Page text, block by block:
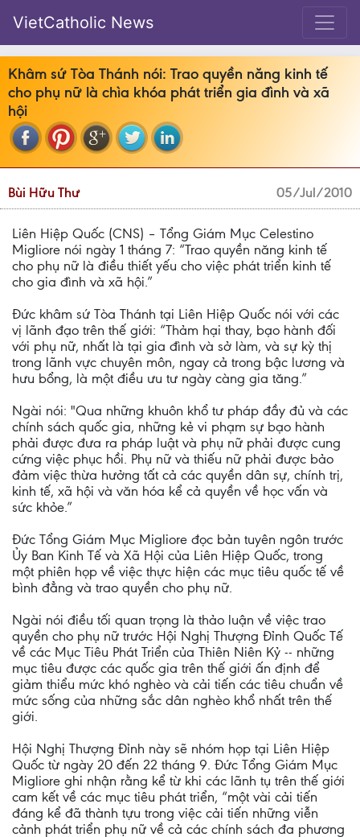
VietCatholic News
Khâm sứ Tòa Thánh nói: Trao quyền năng kinh tế
cho phụ nữ là chìa khóa phát triển gia đình và xã
hội
Bùi Hữu Thư 05/Jul/2010
Liên Hiệp Quốc (CNS) – Tổng Giám Mục Celestino
Migliore nói ngày 1 tháng 7: “Trao quyền năng kinh tế
cho phụ nữ là điều thiết yếu cho việc phát triển kinh tế
cho gia đình và xã hội.”
Đức khâm sứ Tòa Thánh tại Liên Hiệp Quốc nói với các
vị lãnh đạo trên thế giới: “Thảm hại thay, bạo hành đối
với phụ nữ, nhất là tại gia đình và sở làm, và sự kỳ thị
trong lãnh vực chuyên môn, ngay cả trong bậc lương và
hưu bổng, là một điều ưu tư ngày càng gia tăng.”
Ngài nói: "Qua những khuôn khổ tư pháp đầy đủ và các
chính sách quốc gia, những kẻ vi phạm sự bạo hành
phải được đưa ra pháp luật và phụ nữ phải được cung
cứng việc phục hồi. Phụ nữ và thiếu nữ phải được bảo
đảm việc thừa hưởng tất cả các quyền dân sự, chính trị,
kinh tế, xã hội và văn hóa kể cả quyền về học vấn và
sức khỏe.”
Đức Tổng Giám Mục Migliore đọc bản tuyên ngôn trước
Ủy Ban Kinh Tế và Xã Hội của Liên Hiệp Quốc, trong
một phiên họp về việc thực hiện các mục tiêu quốc tế về
bình đẳng và trao quyền cho phụ nữ.
Ngài nói điều tối quan trọng là thảo luận về việc trao
quyền cho phụ nữ trước Hội Nghị Thượng Đỉnh Quốc Tế
về các Mục Tiêu Phát Triển của Thiên Niên Kỷ -- những
mục tiêu được các quốc gia trên thế giới ấn định để
giảm thiểu mức khó nghèo và cải tiến các tiêu chuẩn về
mức sống của những sắc dân nghèo khổ nhất trên thế
giới.
Hội Nghị Thượng Đỉnh này sẽ nhóm họp tại Liên Hiệp
Quốc từ ngày 20 đến 22 tháng 9. Đức Tổng Giám Mục
Migliore ghi nhận rằng kể từ khi các lãnh tụ trên thế giới
cam kết về các mục tiêu phát triển, “một vài cải tiến
đáng kể đã thành tựu trong việc cải tiến những viễn
cảnh phát triển phụ nữ về cả các chính sách đa phương